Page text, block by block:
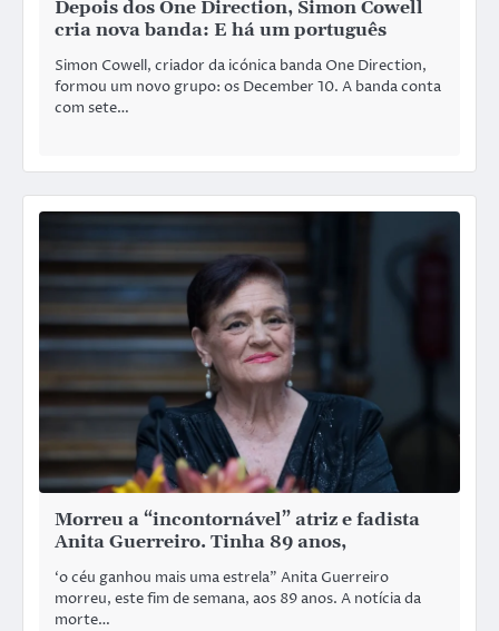
Depois dos One Direction, Simon Cowell
cria nova banda: E há um português
Simon Cowell, criador da icónica banda One Direction,
formou um novo grupo: os December 10. A banda conta
com sete…
Morreu a “incontornável” atriz e fadista
Anita Guerreiro. Tinha 89 anos,
‘o céu ganhou mais uma estrela” Anita Guerreiro
morreu, este fim de semana, aos 89 anos. A notícia da
morte…